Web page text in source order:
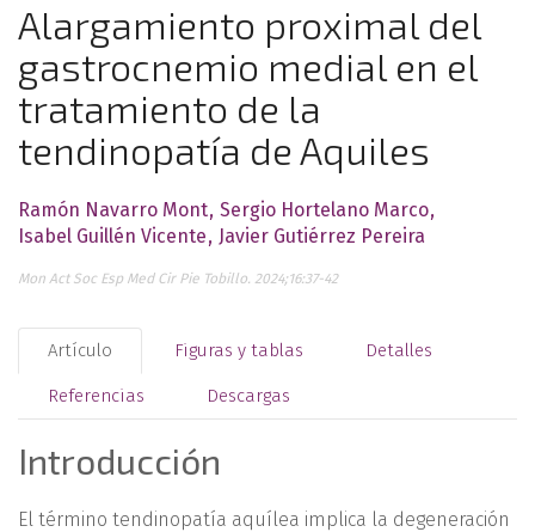
Alargamiento proximal del
gastrocnemio medial en el
tratamiento de la
tendinopatía de Aquiles
Ramón Navarro Mont Sergio Hortelano Marco
Isabel Guillén Vicente
Javier Gutiérrez Pereira
Mon Act Soc Esp Med Cir Pie Tobillo. 2024;16:37-42
Artículo Figuras y tablas Detalles
Referencias Descargas
Introducción
El término tendinopatía aquílea implica la degeneración